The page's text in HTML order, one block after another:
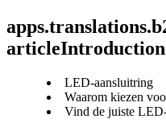
LED-aansluitring
Waarom kiezen
Vind de juiste